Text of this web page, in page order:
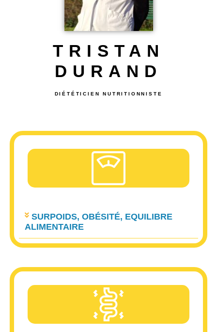
TRISTAN
DURAND
DIÉTÉTICIEN NUTRITIONNISTE
SURPOIDS, OBÉSITÉ, EQUILIBRE
ALIMENTAIRE